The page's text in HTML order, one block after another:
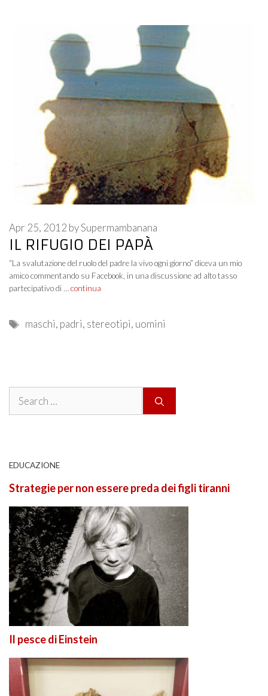
IL RIFUGIO DEI PAPÀ
Apr 25, 2012 bySupermambanana
“La svalutazione del ruolo del padre la vivo ogni giorno” diceva un mio
amico commentando su Facebook, in una discussione ad alto tasso
partecipativo di …continua
Tags
maschi, padri, stereotipi, uomini
Search
EDUCAZIONE
Strategie per non essere preda dei figli tiranni
Il pesce di Einstein